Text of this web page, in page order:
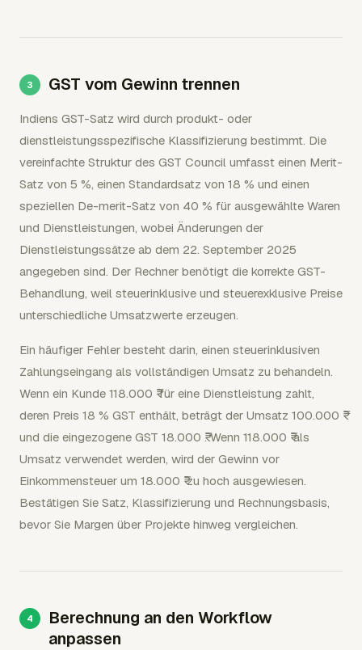
GST vom Gewinn trennen
Indiens GST-Satz wird durch produkt- oder
dienstleistungsspezifische Klassifizierung bestimmt. Die
vereinfachte Struktur des GST Council umfasst einen Merit-
Satz von 5 %, einen Standardsatz von 18 % und einen
speziellen De-merit-Satz von 40 % für ausgewählte Waren
und Dienstleistungen, wobei Änderungen der
Dienstleistungssätze ab dem 22. September 2025
angegeben sind. Der Rechner benötigt die korrekte GST-
Behandlung, weil steuerinklusive und steuerexklusive Preise
unterschiedliche Umsatzwerte erzeugen.
Ein häufiger Fehler besteht darin, einen steuerinklusiven
Zahlungseingang als vollständigen Umsatz zu behandeln.
Wenn ein Kunde 118.000 ₹ für eine Dienstleistung zahlt,
deren Preis 18 % GST enthält, beträgt der Umsatz 100.000 ₹
und die eingezogene GST 18.000 ₹. Wenn 118.000 ₹ als
Umsatz verwendet werden, wird der Gewinn vor
Einkommensteuer um 18.000 ₹ zu hoch ausgewiesen.
Bestätigen Sie Satz, Klassifizierung und Rechnungsbasis,
bevor Sie Margen über Projekte hinweg vergleichen.
Berechnung an den Workflow
anpassen